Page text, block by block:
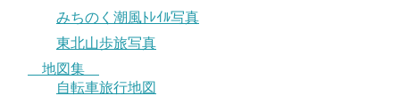
みちのく潮風ﾄﾚｲﾙ写真
東北山歩旅写真
地図集
自転車旅行地図